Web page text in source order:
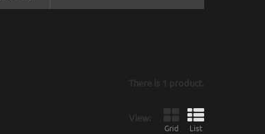
There is 1 product.
View:
Grid List